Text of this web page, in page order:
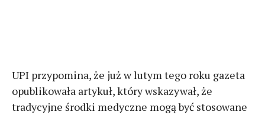
UPI przypomina, że już w lutym tego roku gazeta
opublikowała artykuł, który wskazywał, że
tradycyjne środki medyczne mogą być stosowane